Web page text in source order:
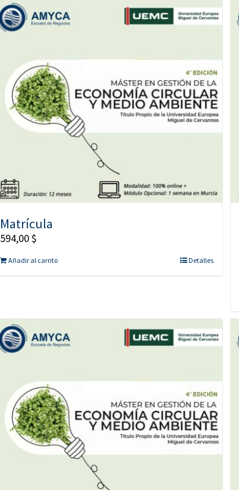
Matrícula
594,00$
Añadir al carrito Detalles